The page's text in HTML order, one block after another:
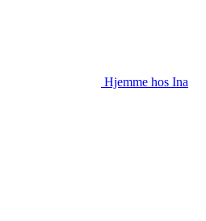
Hjemme hos Ina